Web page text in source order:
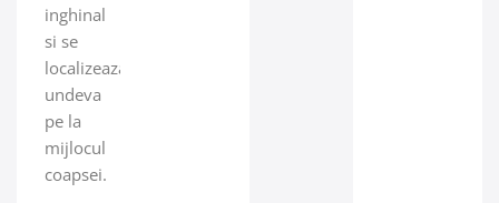
inghinal
si se
localizeaza
undeva
pe la
mijlocul
coapsei.